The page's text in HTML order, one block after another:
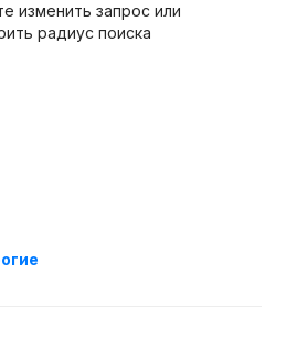
изменить запрос или
радиус поиска